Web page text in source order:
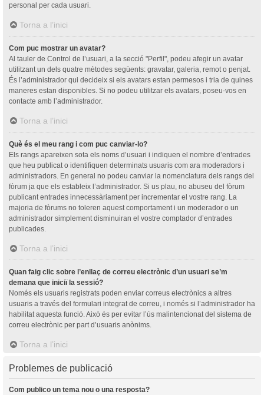
personal per cada usuari.
Torna a l’inici
Com puc mostrar un avatar?
Al tauler de Control de l’usuari, a la secció "Perfil", podeu afegir un avatar
utilitzant un dels quatre mètodes següents: gravatar, galeria, remot o penjat.
És l’administrador qui decideix si els avatars estan permesos i tria de quines
maneres estan disponibles. Si no podeu utilitzar els avatars, poseu-vos en
contacte amb l’administrador.
Torna a l’inici
Què és el meu rang i com puc canviar-lo?
Els rangs apareixen sota els noms d’usuari i indiquen el nombre d’entrades
que heu publicat o identifiquen determinats usuaris com ara moderadors i
administradors. En general no podeu canviar la nomenclatura dels rangs del
fòrum ja que els estableix l’administrador. Si us plau, no abuseu del fòrum
publicant entrades innecessàriament per incrementar el vostre rang. La
majoria de fòrums no toleren aquest comportament i un moderador o un
administrador simplement disminuiran el vostre comptador d’entrades
publicades.
Torna a l’inici
Quan faig clic sobre l’enllaç de correu electrònic d’un usuari se’m
demana que iniciï la sessió?
Només els usuaris registrats poden enviar correus electrònics a altres
usuaris a través del formulari integrat de correu, i només si l’administrador ha
habilitat aquesta funció. Això és per evitar l’ús malintencionat del sistema de
correu electrònic per part d’usuaris anònims.
Torna a l’inici
Problemes de publicació
Com publico un tema nou o una resposta?